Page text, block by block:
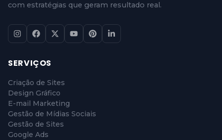
com estratégias que geram resultado real.
SERVIÇOS
Criação de Sites
Design Gráfico
E-mail Marketing
Gestão de Mídias Sociais
Gestão de Sites
Google Ads